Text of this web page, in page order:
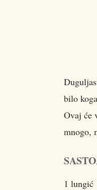
bilo
Ovaj će
mnogo,
1 lungić